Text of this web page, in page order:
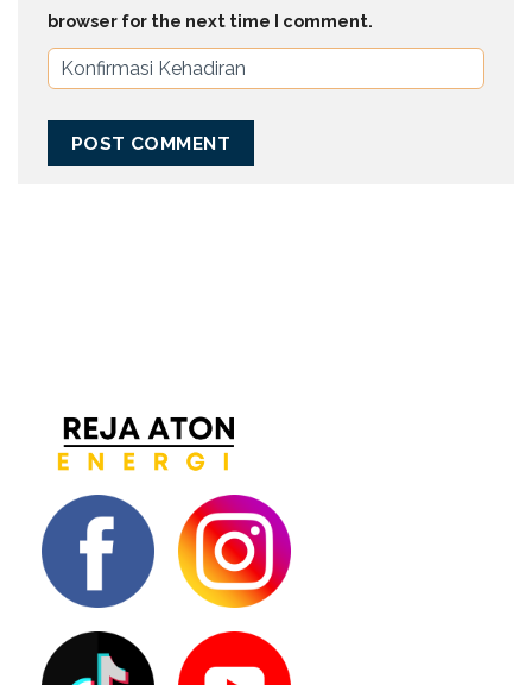
browser for the next time I comment.